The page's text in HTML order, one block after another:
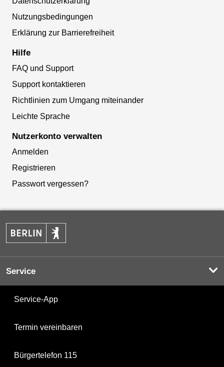
Nutzungsbedingungen
Erklärung zur Barrierefreiheit
Hilfe
FAQ und Support
Support kontaktieren
Richtlinien zum Umgang miteinander
Leichte Sprache
Nutzerkonto verwalten
Anmelden
Registrieren
Passwort vergessen?
Service
Service-App
Termin vereinbaren
Bürgertelefon 115